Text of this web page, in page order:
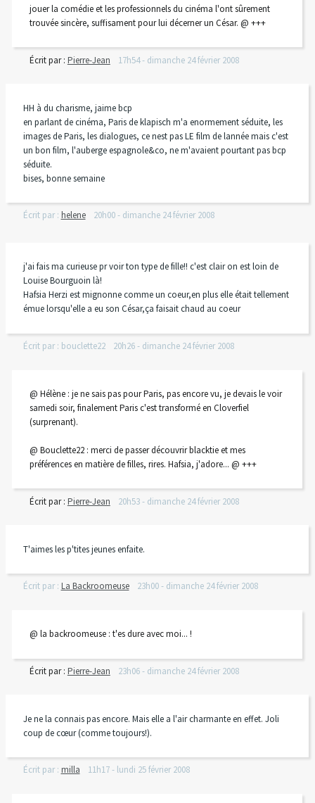
jouer la comédie et les professionnels du cinéma l'ont sûrement
trouvée sincère, suffisament pour lui décerner un César. @ +++
Écrit par : Pierre-Jean 17h54- dimanche 24février 2008
HH à du charisme, jaime bcp
en parlant de cinéma, Paris de klapisch m'a enormement séduite, les
images de Paris, les dialogues, ce nest pas LE film de lannée mais c'est
un bon film, l'auberge espagnole&co, ne m'avaient pourtant pas bcp
séduite.
bises, bonne semaine
Écrit par : helene 20h00- dimanche 24février 2008
j'ai fais ma curieuse pr voir ton type de fille!! c'est clair on est loin de
Louise Bourguoin là!
Hafsia Herzi est mignonne comme un coeur,en plus elle était tellement
émue lorsqu'elle a eu son César,ça faisait chaud au coeur
Écrit par : bouclette22 20h26- dimanche 24février 2008
@ Hélène : je ne sais pas pour Paris, pas encore vu, je devais le voir
samedi soir, finalement Paris c'est transformé en Cloverfiel
(surprenant).
@ Bouclette22 : merci de passer découvrir blacktie et mes
préférences en matière de filles, rires. Hafsia, j'adore... @ +++
Écrit par : Pierre-Jean 20h53- dimanche 24février 2008
T'aimes les p'tites jeunes enfaite.
Écrit par : La Backroomeuse 23h00- dimanche 24février 2008
@ la backroomeuse : t'es dure avec moi... !
Écrit par : Pierre-Jean 23h06- dimanche 24février 2008
Je ne la connais pas encore. Mais elle a l'air charmante en effet. Joli
coup de cœur (comme toujours!).
Écrit par : milla 11h17- lundi 25février 2008